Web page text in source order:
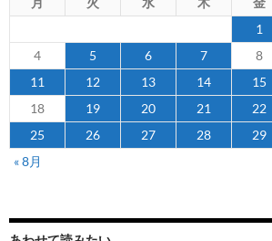
1
4
5 6 7 8
11
12 13 14 15
18
19 20 21 22
25
26 27 28 29
« 8月